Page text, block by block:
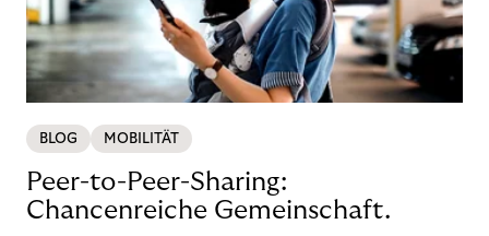
BLOG MOBILITÄT
Peer-to-Peer-Sharing:
Chancenreiche Gemeinschaft.